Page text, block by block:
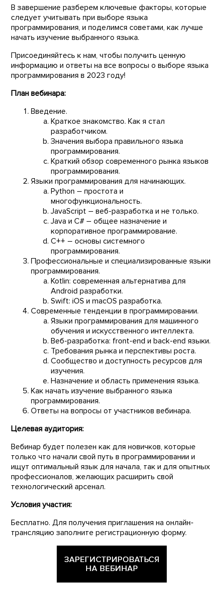
В завершение разберем ключевые факторы, которые
следует учитывать при выборе языка
программирования, и поделимся советами, как лучше
начать изучение выбранного языка.
Присоединяйтесь к нам, чтобы получить ценную
информацию и ответы на все вопросы о выборе языка
программирования в 2023 году!
План вебинара:
Введение.
Краткое знакомство. Как я стал
разработчиком.
Значения выбора правильного языка
программирования.
Краткий обзор современного рынка языков
программирования.
Языки программирования для начинающих.
Python – простота и
многофункциональность.
JavaScript – веб-разработка и не только.
Java и C# – общее назначение и
корпоративное программирование.
С++ – основы системного
программирования.
Профессиональные и специализированные языки
программирования.
Kotlin: современная альтернатива для
Android разработки.
Swift: iOS и macOS разработка.
Современные тенденции в программировании.
Языки программирования для машинного
обучения и искусственного интеллекта.
Веб-разработка: front-end и back-end языки.
Требования рынка и перспективы роста.
Сообщество и доступность ресурсов для
изучения.
Назначение и область применения языка.
Как начать изучение выбранного языка
программирования.
Ответы на вопросы от участников вебинара.
Целевая аудитория:
Вебинар будет полезен как для новичков, которые
только что начали свой путь в программировании и
ищут оптимальный язык для начала, так и для опытных
профессионалов, желающих расширить свой
технологический арсенал.
Условия участия:
Бесплатно. Для получения приглашения на онлайн-
трансляцию заполните регистрационную форму.